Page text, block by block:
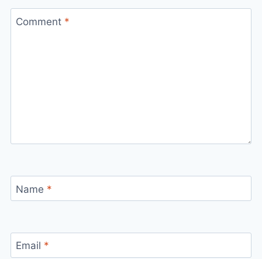
Comment *
Name *
Email *